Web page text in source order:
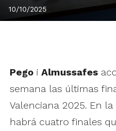
10/10/2025
Pego i Almussafes
semana las últimas
Valenciana 2025. En
habrá cuatro finales